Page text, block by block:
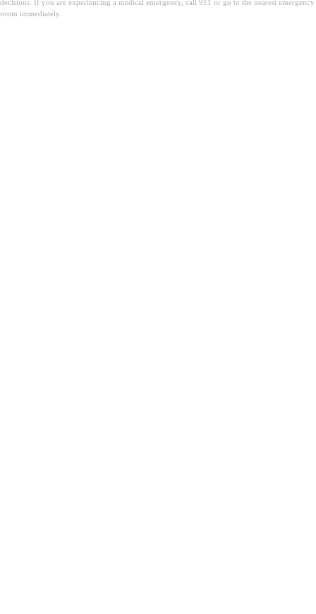
decisions. If you are experiencing a medical emergency, call 911 or go to the nearest emergency
room immediately.